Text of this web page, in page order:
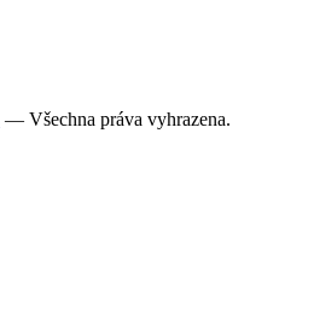
— Všechna práva vyhrazena.